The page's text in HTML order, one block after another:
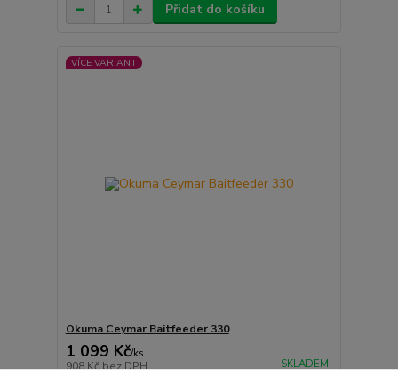
Přidat do košíku
VÍCE VARIANT
Okuma Ceymar Baitfeeder 330
1 099 Kč/ks
908 Kčbez DPH SKLADEM